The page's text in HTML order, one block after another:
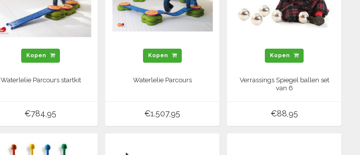
Kopen
Waterlelie Parcours startkit
€784,95
Kopen
Waterlelie Parcours
€1.507,95
Kopen
Verrassings Spiegel ballen set
van 6
€88,95